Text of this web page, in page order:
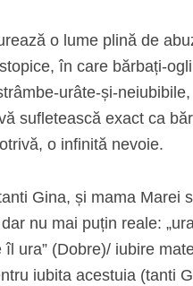
o lume plină de
în care bărbați-
urâte-și-
sufletească exact ca
o infinită nevoie.
Gina, și mama Marei
nu mai puțin reale:
ura” (Dobre)/ iubire
iubita acestuia (tanti